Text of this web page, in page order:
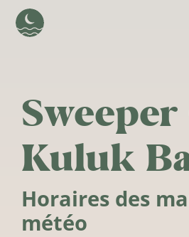
Sweeper
Kuluk
Horaires des
météo